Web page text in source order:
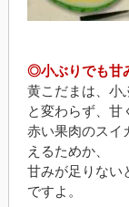
◎小ぶりでも甘
黄こだまは、小
と変わらず、甘
赤い果肉のスイ
えるためか、
甘みが足りない
ですよ。